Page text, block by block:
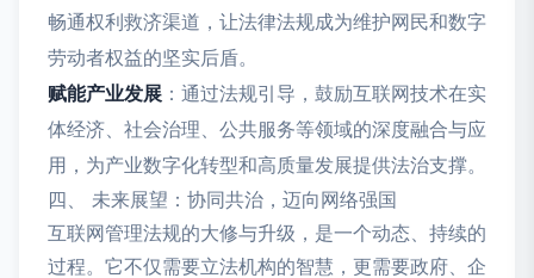
畅通权利救济渠道，让法律法规成为维护网民和数字
劳动者权益的坚实后盾。
赋能产业发展 ：通过法规引导，鼓励互联网技术在实
体经济、社会治理、公共服务等领域的深度融合与应
用，为产业数字化转型和高质量发展提供法治支撑。
四、 未来展望：协同共治，迈向网络强国
互联网管理法规的大修与升级，是一个动态、持续的
过程。它不仅需要立法机构的智慧，更需要政府、企